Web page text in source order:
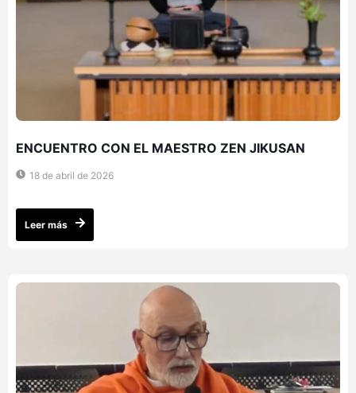
ENCUENTRO CON EL MAESTRO ZEN JIKUSAN
18 de abril de 2026
Leer más